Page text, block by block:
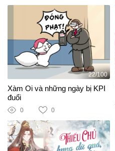
22/100
Xàm Oi và những ngày bị KPI
đuổi
0 0